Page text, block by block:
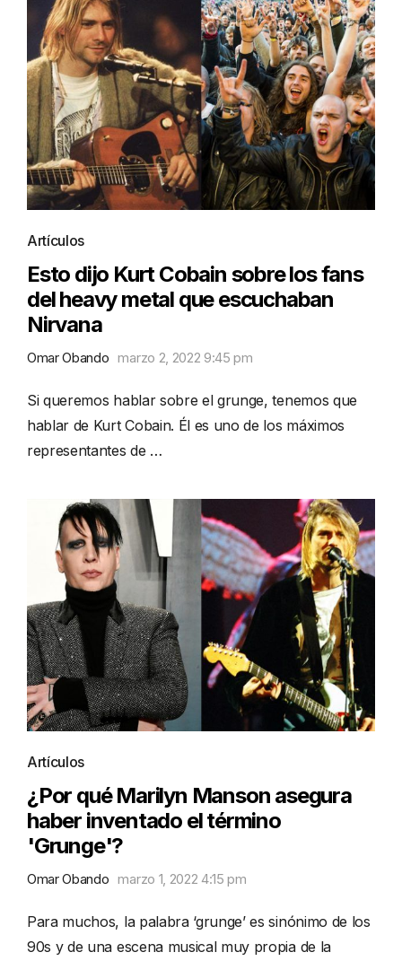
Artículos
Esto dijo Kurt Cobain sobre los fans
del heavy metal que escuchaban
Nirvana
Omar Obando marzo 2, 2022 9:45 pm
Si queremos hablar sobre el grunge, tenemos que
hablar de Kurt Cobain. Él es uno de los máximos
representantes de …
Artículos
¿Por qué Marilyn Manson asegura
haber inventado el término
'Grunge'?
Omar Obando marzo 1, 2022 4:15 pm
Para muchos, la palabra ‘grunge’ es sinónimo de los
90s y de una escena musical muy propia de la